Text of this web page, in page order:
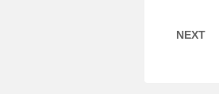
NEXT